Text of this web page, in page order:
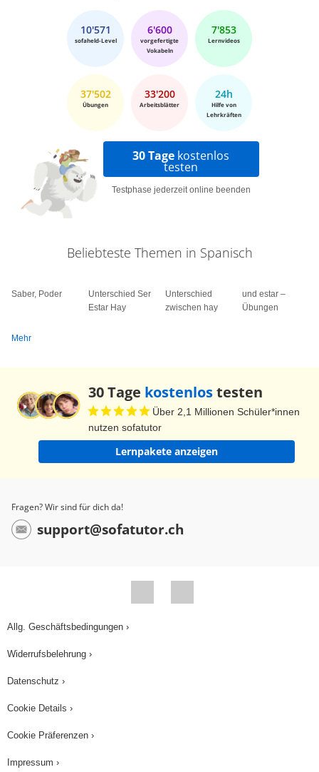
10'571
sofaheld-Level
6'600
vorgefertigte
Vokabeln
7'853
Lernvideos
37'502
Übungen
33'200
Arbeitsblätter
24h
Hilfe von
Lehrkräften
30 Tage kostenlos
testen
Testphase jederzeit online beenden
Beliebteste Themen in Spanisch
Saber, Poder
Unterschied Ser
Estar Hay
Unterschied
zwischen hay
und estar –
Übungen
Mehr
30 Tage kostenlostesten
Über 2,1 Millionen Schüler*innen
nutzen sofatutor
Lernpakete anzeigen
Fragen? Wir sind für dich da!
support@sofatutor.ch
Allg. Geschäftsbedingungen ›
Widerrufsbelehrung ›
Datenschutz ›
Cookie Details ›
Cookie Präferenzen ›
Impressum ›